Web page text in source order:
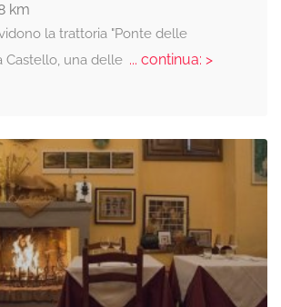
km
la trattoria "Ponte delle
Castello, una delle... continua: >